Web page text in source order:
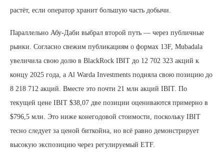
растёт, если оператор хранит большую часть добычи.
Параллельно Абу-Даби выбрал второй путь — через публичные
рынки. Согласно свежим публикациям о формах 13F, Mubadala
увеличила свою долю в BlackRock IBIT до 12 702 323 акций к
концу 2025 года, а Al Warda Investments подняла свою позицию до
8 218 712 акций. Вместе это почти 21 млн акций IBIT. По
текущей цене IBIT $38,07 две позиции оцениваются примерно в
$796,5 млн. Это ниже конегодовой стоимости, поскольку IBIT
тесно следует за ценой биткойна, но всё равно демонстрирует
высокую экспозицию через регулируемый ETF.